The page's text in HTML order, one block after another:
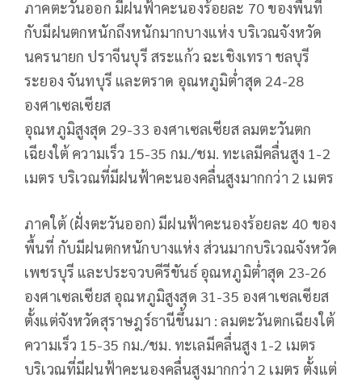
ภาคตะวันออก มีฝนฟ้าคะนองร้อยละ 70 ของพื้นที่
กับมีฝนตกหนักถึงหนักมากบางแห่ง บริเวณจังหวัด
นครนายก ปราจีนบุรี สระแก้ว ฉะเชิงเทรา ชลบุรี
ระยอง จันทบุรี และตราด อุณหภูมิต่ำสุด 24-28
องศาเซลเซียส
อุณหภูมิสูงสุด 29-33 องศาเซลเซียส ลมตะวันตก
เฉียงใต้ ความเร็ว 15-35 กม./ชม. ทะเลมีคลื่นสูง 1-2
เมตร บริเวณที่มีฝนฟ้าคะนองคลื่นสูงมากกว่า 2 เมตร
ภาคใต้ (ฝั่งตะวันออก) มีฝนฟ้าคะนองร้อยละ 40 ของ
พื้นที่ กับมีฝนตกหนักบางแห่ง ส่วนมากบริเวณจังหวัด
เพชรบุรี และประจวบคีรีขันธ์ อุณหภูมิต่ำสุด 23-26
องศาเซลเซียส อุณหภูมิสูงสุด 31-35 องศาเซลเซียส
ตั้งแต่จังหวัดสุราษฎร์ธานีขึ้นมา : ลมตะวันตกเฉียงใต้
ความเร็ว 15-35 กม./ชม. ทะเลมีคลื่นสูง 1-2 เมตร
บริเวณที่มีฝนฟ้าคะนองคลื่นสูงมากกว่า 2 เมตร ตั้งแต่